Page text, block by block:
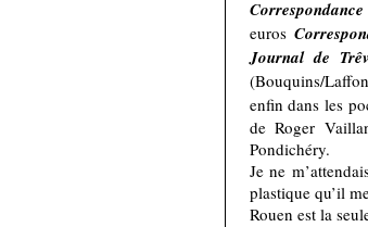
Correspondance
euros
Journal de
(Bouquins/
enfin dans les
de Roger
Pondichéry.
Je ne
plastique qu’il
Rouen est la